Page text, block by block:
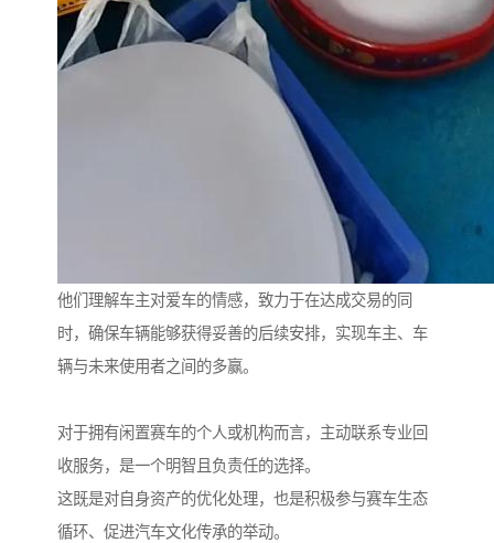
他们理解车主对爱车的情感，致力于在达成交易的同
时，确保车辆能够获得妥善的后续安排，实现车主、车
辆与未来使用者之间的多赢。
对于拥有闲置赛车的个人或机构而言，主动联系专业回
收服务，是一个明智且负责任的选择。
这既是对自身资产的优化处理，也是积极参与赛车生态
循环、促进汽车文化传承的举动。